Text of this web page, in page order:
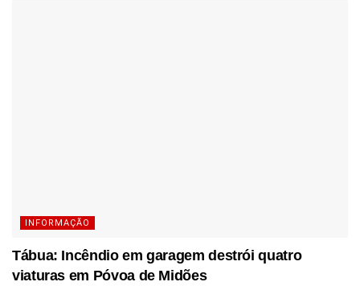
INFORMAÇÃO
Tábua: Incêndio em garagem destrói quatro
viaturas em Póvoa de Midões